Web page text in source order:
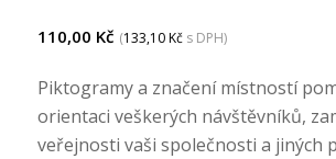
110,00 Kč (133,10Kčs DPH)
Piktogramy a značení místností
orientaci veškerých návštěvníků,
veřejnosti vaši společnosti a jiných